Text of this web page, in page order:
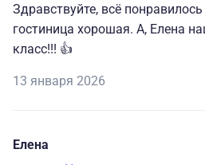
Здравствуйте, всё
гостиница хорошая. А, Елена
класс!!! 👍
13 января 2026
Елена